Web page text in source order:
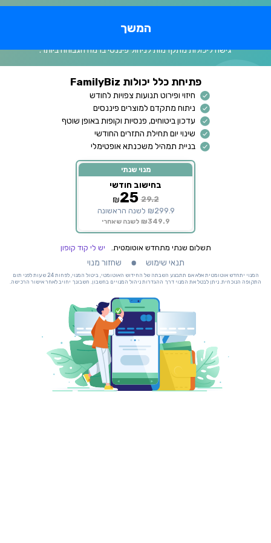
שדרוג לחשבון פרימיום
גישה ליכולות מתקדמות לניהול פיננסי ברמה הגבוהה ביותר.
פתיחת כלל יכולות FamilyBiz
חיזוי ופירוט תנועות צפויות לחודש
ניתוח מתקדם למוצרים פיננסים
עדכון ביטוחים, פנסיות וקופות באופן שוטף
שינוי יום תחילת התזרים החודשי
בניית תמהיל משכנתא אופטימלי
מנוי שנתי
בחישוב חודשי
29.2
₪25
₪299.9 לשנה הראשונה
₪349.9 לשנה שאחרי
תשלום שנתי מתחדש אוטומטית. יש לי קוד קופון
תנאי שימוש שחזור מנוי
המנוי יתחדש אוטומטית אלא אם תתבצע השבתה של החידוש האוטומטי, ביטול המנוי, לפחות 24 שעות לפני תום
התקופה הנוכחית. ניתן לבטל את המנוי דרך ההגדרות ניהול המנויים בחשבון. חשבונך יחויב לאחר אישור הרכישה.
המשך